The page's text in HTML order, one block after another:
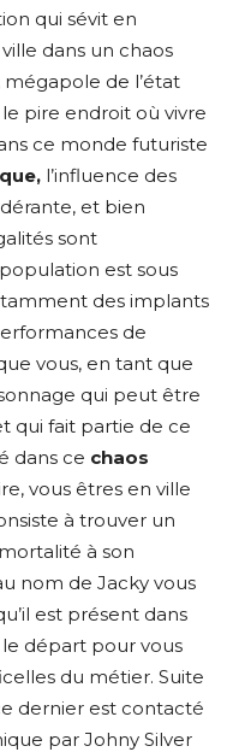
qui sévit en
dans un chaos
de l’état
pire endroit où vivre
ce monde futuriste
l’influence des
et bien
sont
est sous
des implants
de
vous, en tant que
qui peut être
qui fait partie de ce
dans ce chaos
vous êtres en ville
à trouver un
à son
nom de Jacky vous
est présent dans
le départ pour vous
du métier. Suite
dernier est contacté
par Johny Silver